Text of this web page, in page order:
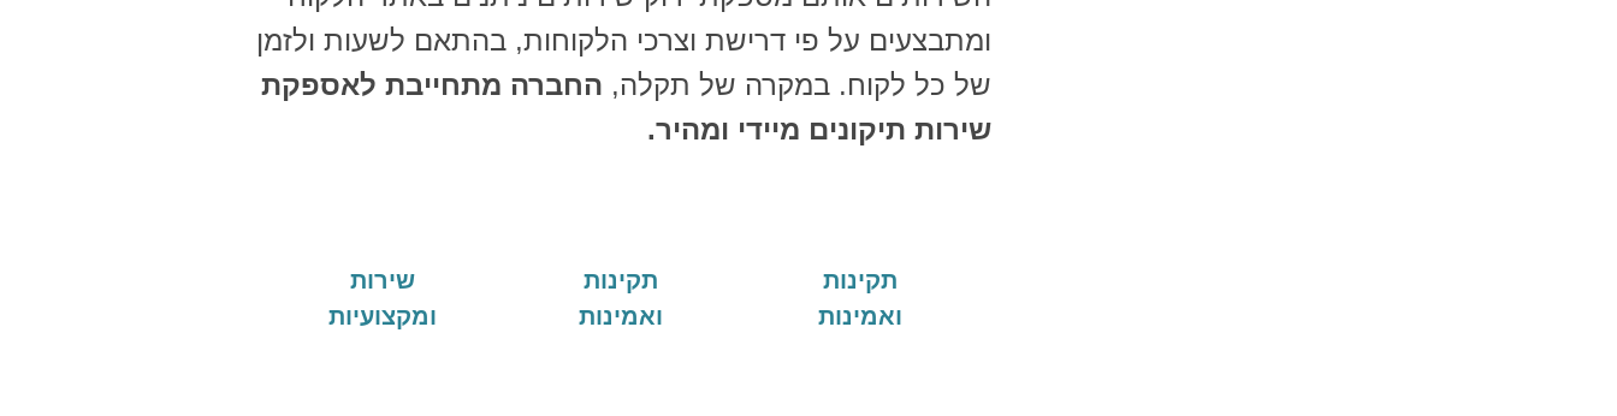
ומתבצעים על פי דרישת וצרכי הלקוחות, בהתאם לשעות ולזמן
של כל לקוח. במקרה של תקלה, החברה מתחייבת לאספקת
שירות תיקונים מיידי ומהיר.
תקינות
ואמינות
תקינות
ואמינות
שירות
ומקצועיות